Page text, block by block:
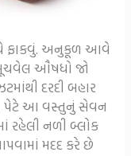
ફાકવું. અનુકૂળ આવે
સૂચવેલ ઔષધો જો
દરદી બહાર
પેટે આ વસ્તુનું સેવન
રહેલી નળી બ્લોક
મદદ કરે છે